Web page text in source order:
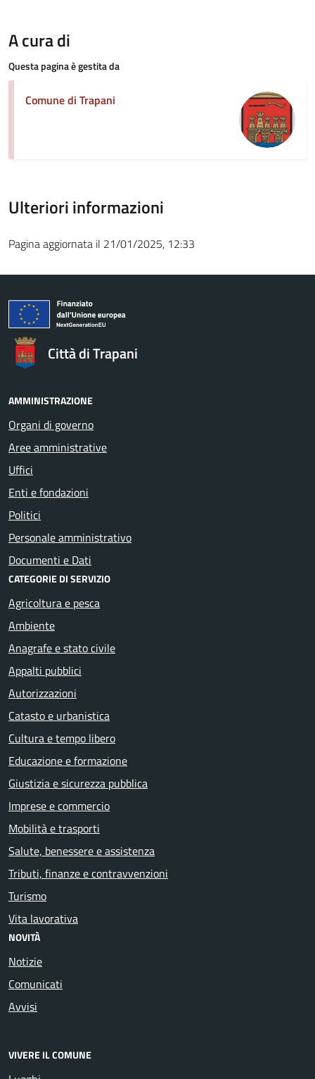
A cura di
Questa pagina è gestita da
Comune di Trapani
Ulteriori informazioni
Pagina aggiornata il 21/01/2025, 12:33
Città di Trapani
AMMINISTRAZIONE
Organi di governo
Aree amministrative
Uffici
Enti e fondazioni
Politici
Personale amministrativo
Documenti e Dati
CATEGORIE DI SERVIZIO
Agricoltura e pesca
Ambiente
Anagrafe e stato civile
Appalti pubblici
Autorizzazioni
Catasto e urbanistica
Cultura e tempo libero
Educazione e formazione
Giustizia e sicurezza pubblica
Imprese e commercio
Mobilità e trasporti
Salute, benessere e assistenza
Tributi, finanze e contravvenzioni
Turismo
Vita lavorativa
NOVITÀ
Notizie
Comunicati
Avvisi
VIVERE IL COMUNE